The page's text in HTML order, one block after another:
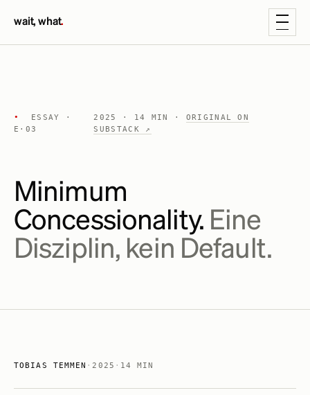
wait, what.
•
ESSAY ·
E·03
2025 · 14 MIN · ORIGINAL ON
SUBSTACK ↗
Minimum
Concessionality. Eine
Disziplin, kein Default.
TOBIAS TEMMEN ·2025 · 14 MIN